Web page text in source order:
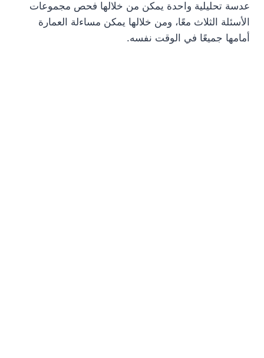
عدسة تحليلية واحدة يمكن من خلالها فحص مجموعات
الأسئلة الثلاث معًا، ومن خلالها يمكن مساءلة العمارة
أمامها جميعًا في الوقت نفسه.